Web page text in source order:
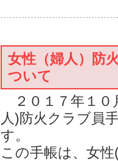
女性（婦人）防
ついて
２０１７年１０
人)防火クラブ員
す。
この手帳は、女